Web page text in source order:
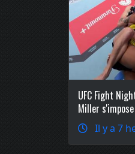
UFC Fight
Miller
au deuxième
Ravena Oliveira
Il y a 7